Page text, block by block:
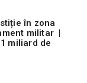
în zona
militar |
miliard de